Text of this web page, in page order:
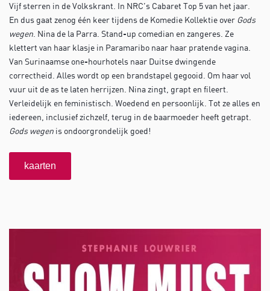
Vijf sterren in de Volkskrant. In NRC’s Cabaret Top 5 van het jaar.
En dus gaat zenog één keer tijdens de Komedie Kollektie over Gods
wegen . Nina de la Parra. Stand-up comedian en zangeres. Ze
klettert van haar klasje in Paramaribo naar haar pratende vagina.
Van Surinaamse one-hourhotels naar Duitse dwingende
correctheid. Alles wordt op een brandstapel gegooid. Om haar vol
vuur uit de as te laten herrijzen. Nina zingt, grapt en fileert.
Verleidelijk en feministisch. Woedend en persoonlijk. Tot ze alles en
iedereen, inclusief zichzelf, terug in de baarmoeder heeft getrapt.
Gods wegen is ondoorgrondelijk goed!
kaarten